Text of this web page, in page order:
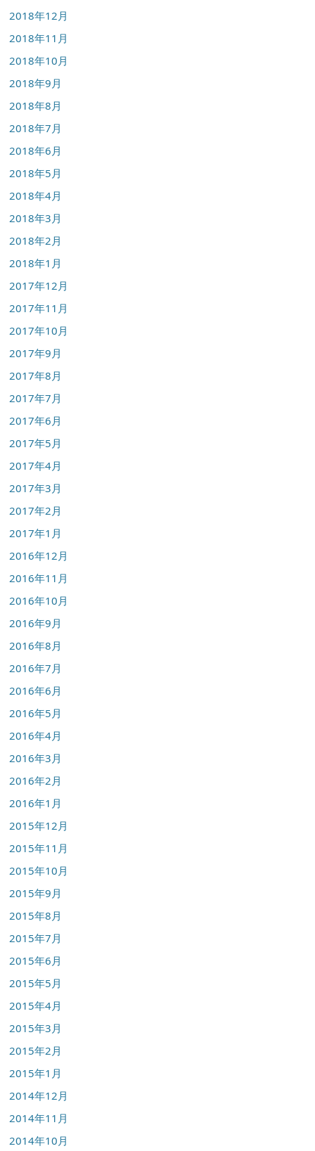
2018年12月
2018年11月
2018年10月
2018年9月
2018年8月
2018年7月
2018年6月
2018年5月
2018年4月
2018年3月
2018年2月
2018年1月
2017年12月
2017年11月
2017年10月
2017年9月
2017年8月
2017年7月
2017年6月
2017年5月
2017年4月
2017年3月
2017年2月
2017年1月
2016年12月
2016年11月
2016年10月
2016年9月
2016年8月
2016年7月
2016年6月
2016年5月
2016年4月
2016年3月
2016年2月
2016年1月
2015年12月
2015年11月
2015年10月
2015年9月
2015年8月
2015年7月
2015年6月
2015年5月
2015年4月
2015年3月
2015年2月
2015年1月
2014年12月
2014年11月
2014年10月